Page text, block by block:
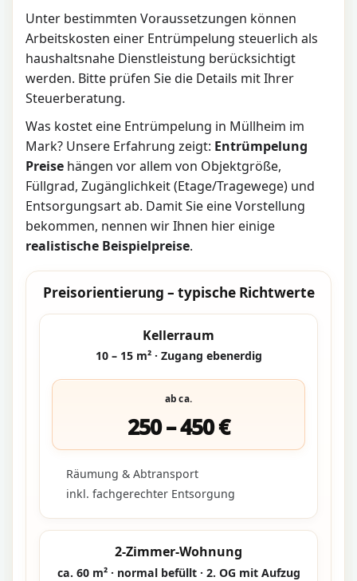
Unter bestimmten Voraussetzungen können
Arbeitskosten einer Entrümpelung steuerlich als
haushaltsnahe Dienstleistung berücksichtigt
werden. Bitte prüfen Sie die Details mit Ihrer
Steuerberatung.
Was kostet eine Entrümpelung in Müllheim im
Mark? Unsere Erfahrung zeigt: Entrümpelung
Preise hängen vor allem von Objektgröße,
Füllgrad, Zugänglichkeit (Etage/Tragewege) und
Entsorgungsart ab. Damit Sie eine Vorstellung
bekommen, nennen wir Ihnen hier einige
realistische Beispielpreise.
Preisorientierung – typische Richtwerte
Kellerraum
10 – 15 m² · Zugang ebenerdig
ab ca.
250 – 450 €
Räumung & Abtransport
inkl. fachgerechter Entsorgung
2-Zimmer-Wohnung
ca. 60 m² · normal befüllt · 2. OG mit Aufzug